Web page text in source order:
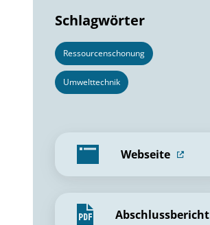
Schlagwörter
Ressourcenschonung
Umwelttechnik
Webseite
Abschlussbericht